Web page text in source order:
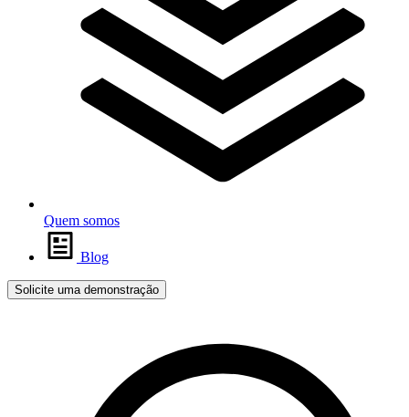
Quem somos
Blog
Solicite uma demonstração